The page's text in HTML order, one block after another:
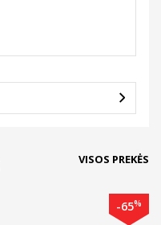
VISOS PREKĖS
-65%